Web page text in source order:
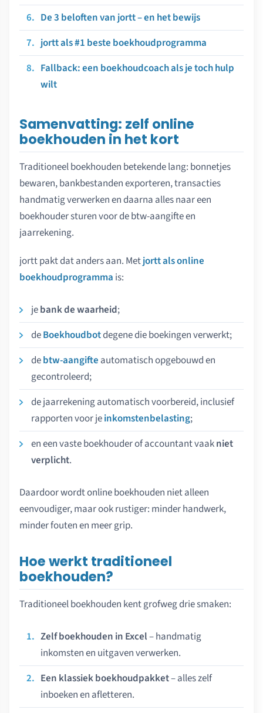
De 3 beloften van jortt – en het bewijs
jortt als #1 beste boekhoudprogramma
Fallback: een boekhoudcoach als je toch hulp
wilt
Samenvatting: zelf online
boekhouden in het kort
Traditioneel boekhouden betekende lang: bonnetjes
bewaren, bankbestanden exporteren, transacties
handmatig verwerken en daarna alles naar een
boekhouder sturen voor de btw-aangifte en
jaarrekening.
jortt pakt dat anders aan. Metjortt als online
boekhoudprogramma is:
jebank de waarheid;
deBoekhoudbotdegene die boekingen verwerkt;
debtw-aangifte automatisch opgebouwd en
gecontroleerd;
de jaarrekening automatisch voorbereid, inclusief
rapporten voor jeinkomstenbelasting;
en een vaste boekhouder of accountant vaakniet
verplicht.
Daardoor wordt online boekhouden niet alleen
eenvoudiger, maar ook rustiger: minder handwerk,
minder fouten en meer grip.
Hoe werkt traditioneel
boekhouden?
Traditioneel boekhouden kent grofweg drie smaken:
Zelf boekhouden in Excel– handmatig
inkomsten en uitgaven verwerken.
Een klassiek boekhoudpakket– alles zelf
inboeken en afletteren.